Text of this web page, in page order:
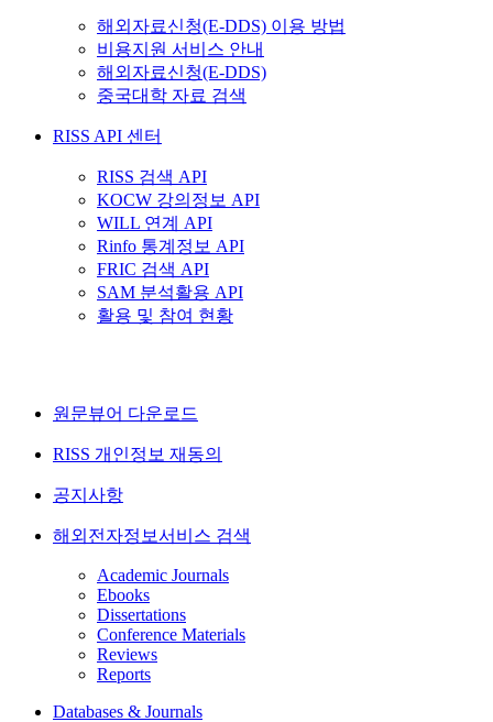
해외자료신청(E-DDS) 이용 방법
비용지원 서비스 안내
해외자료신청(E-DDS)
중국대학 자료 검색
RISS API 센터
RISS 검색 API
KOCW 강의정보 API
WILL 연계 API
Rinfo 통계정보 API
FRIC 검색 API
SAM 분석활용 API
활용 및 참여 현황
원문뷰어 다운로드
RISS 개인정보 재동의
공지사항
해외전자정보서비스 검색
Academic Journals
Ebooks
Dissertations
Conference Materials
Reviews
Reports
Databases & Journals